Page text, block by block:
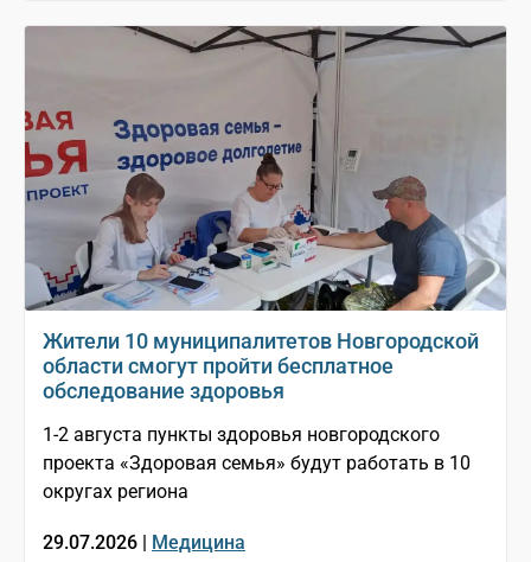
Жители 10 муниципалитетов Новгородской
области смогут пройти бесплатное
обследование здоровья
1-2 августа пункты здоровья новгородского
проекта «Здоровая семья» будут работать в 10
округах региона
29.07.2026 | Медицина